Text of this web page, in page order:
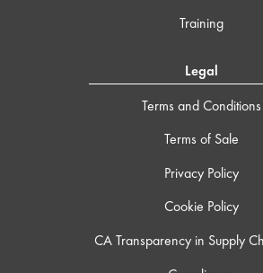
Training
Legal
Terms and Conditions
Terms of Sale
Privacy Policy
Cookie Policy
CA Transparency in Supply